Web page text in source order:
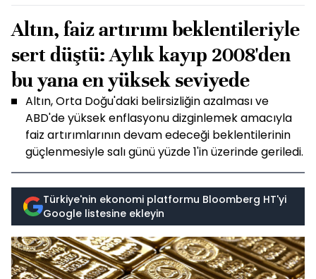
Altın, faiz artırımı beklentileriyle
sert düştü: Aylık kayıp 2008'den
bu yana en yüksek seviyede
Altın, Orta Doğu'daki belirsizliğin azalması ve
ABD'de yüksek enflasyonu dizginlemek amacıyla
faiz artırımlarının devam edeceği beklentilerinin
güçlenmesiyle salı günü yüzde 1'in üzerinde geriledi.
Türkiye'nin ekonomi platformu Bloomberg HT'yi
Google listesine ekleyin